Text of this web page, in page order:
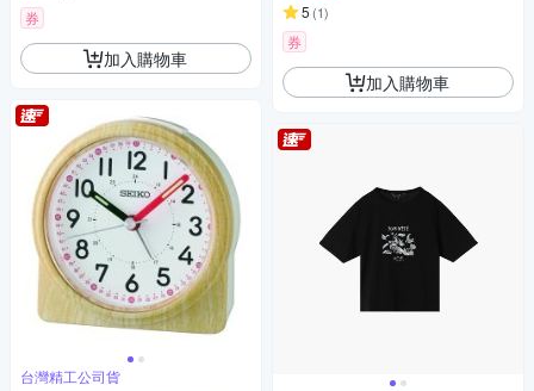
券
加入購物車
台灣精工公司貨
5 (1)
券
加入購物車